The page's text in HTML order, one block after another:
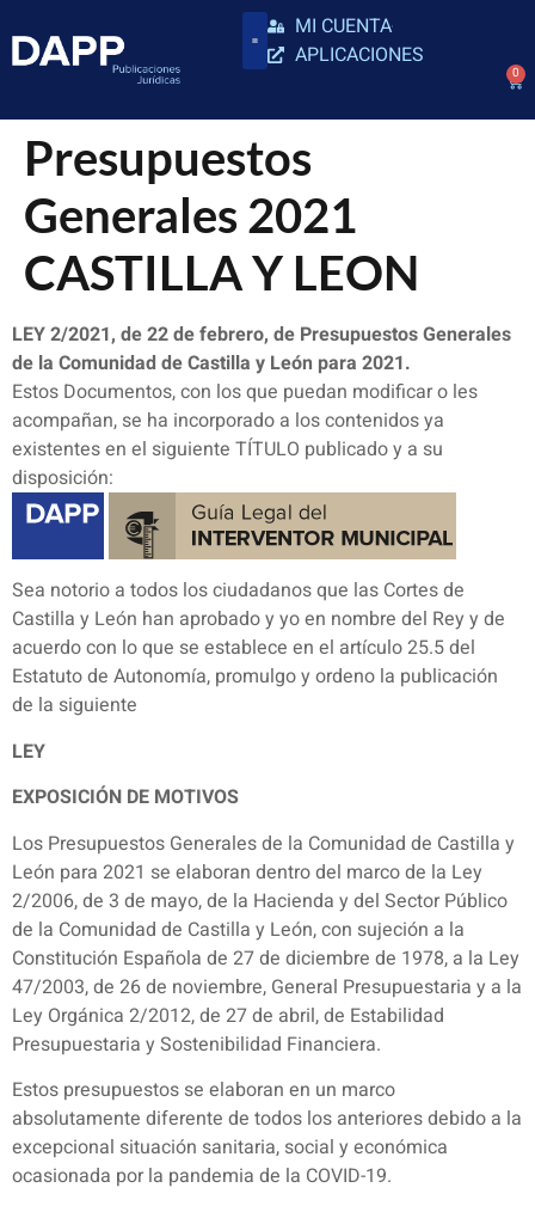
MI CUENTA
APLICACIONES
0
Presupuestos
Generales 2021
CASTILLA Y LEON
LEY 2/2021, de 22 de febrero, de Presupuestos Generales
de la Comunidad de Castilla y León para 2021.
Estos Documentos, con los que puedan modificar o les
acompañan, se ha incorporado a los contenidos ya
existentes en el siguiente TÍTULO publicado y a su
disposición:
Sea notorio a todos los ciudadanos que las Cortes de
Castilla y León han aprobado y yo en nombre del Rey y de
acuerdo con lo que se establece en el artículo 25.5 del
Estatuto de Autonomía, promulgo y ordeno la publicación
de la siguiente
LEY
EXPOSICIÓN DE MOTIVOS
Los Presupuestos Generales de la Comunidad de Castilla y
León para 2021 se elaboran dentro del marco de la Ley
2/2006, de 3 de mayo, de la Hacienda y del Sector Público
de la Comunidad de Castilla y León, con sujeción a la
Constitución Española de 27 de diciembre de 1978, a la Ley
47/2003, de 26 de noviembre, General Presupuestaria y a la
Ley Orgánica 2/2012, de 27 de abril, de Estabilidad
Presupuestaria y Sostenibilidad Financiera.
Estos presupuestos se elaboran en un marco
absolutamente diferente de todos los anteriores debido a la
excepcional situación sanitaria, social y económica
ocasionada por la pandemia de la COVID-19.